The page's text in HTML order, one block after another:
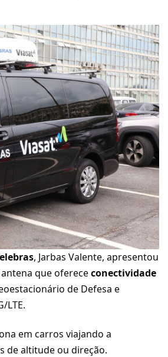
, Jarbas Valente, apresentou
que oferececonectividade
de Defesa e
LTE.
em carros viajando a
de altitude ou direção.